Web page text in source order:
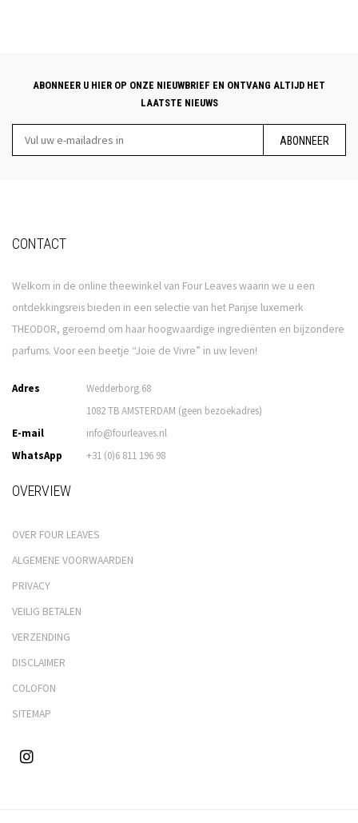
ABONNEER U HIER OP ONZE NIEUWBRIEF EN ONTVANG ALTIJD HET
LAATSTE NIEUWS
ABONNEER
CONTACT
Welkom in de online theewinkel van Four Leaves waarin we u een
ontdekkingsreis bieden in een selectie van het Parijse luxemerk
THEODOR, geroemd om haar hoogwaardige ingrediënten en bijzondere
parfums. Voor een beetje “Joie de Vivre” in uw leven!
Adres
Wedderborg 68
1082 TB AMSTERDAM (geen bezoekadres)
E-mail
info@fourleaves.nl
WhatsApp
+31 (0)6 811 196 98
OVERVIEW
OVER FOUR LEAVES
ALGEMENE VOORWAARDEN
PRIVACY
VEILIG BETALEN
VERZENDING
DISCLAIMER
COLOFON
SITEMAP